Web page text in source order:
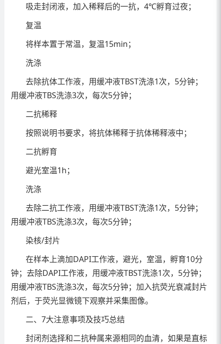
吸走封闭液，加入稀释后的一抗，4℃孵育过夜；
复温
将样本置于常温，复温15min；
洗涤
去除抗体工作液，用缓冲液TBST洗涤1次，5分钟；
用缓冲液TBS洗涤3次，每次5分钟；
二抗稀释
按照说明书要求，将抗体稀释于抗体稀释液中；
二抗孵育
避光室温1h；
洗涤
去除二抗工作液，用缓冲液TBST洗涤1次，5分钟；
用缓冲液TBS洗涤3次，每次5分钟；
染核/封片
在样本上滴加DAPI工作液，避光，室温，孵育10分
钟；去除DAPI工作液，用缓冲液TBST洗涤1次，5分钟；
用缓冲液TBS洗涤3次，每次5分钟；加入抗荧光衰减封片
剂后，于荧光显微镜下观察并采集图像。
二、7大注意事项及技巧总结
封闭剂选择和二抗种属来源相同的血清，如果是直标